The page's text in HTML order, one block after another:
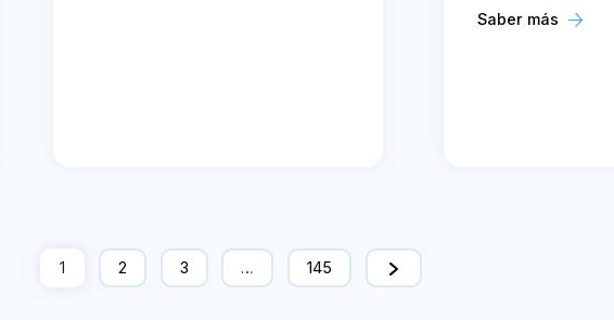
Saber más
1 2 3 … 145